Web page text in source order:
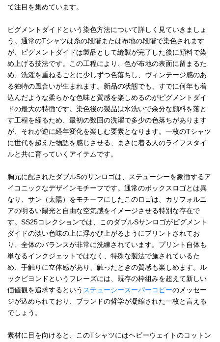
て注目を集めています。
ピグメントダイドという染色方法について詳しく見ていきましょ
う。通常のTシャツは糸の段階または布地の段階で染色されます
が、ピグメントダイドは製品として縫製が完了した後に顔料で染
め上げる技法です。この工程により、色が布地の表面に留まるた
め、洗濯を重ねるごとに少しずつ色落ちし、ヴィンテージ感のあ
る独特の風合いが生まれます。新品の状態でも、すでに何年も着
込んだような柔らかな色味と質感を楽しめるのがピグメントダイ
ドの最大の特徴です。染色後の製品は水洗いで余分な顔料を落と
す工程を経るため、最初の数回の洗濯で多少の色落ちがあります
が、それが逆に経年変化を楽しむ要素となります。一枚のTシャツ
に世代を超えた物語を感じさせる、まさに着る人のライフスタイ
ルと共に育っていくアイテムです。
胸元に配されたダブルSのサンロゴは、ステューシーを象徴するア
イコニックなデザインモチーフです。通常のボックスロゴとは異
なり、サン（太陽）をモチーフにしたこのロゴは、カリフォルニ
アの明るい陽光と自由な空気感をイメージさせる特別な存在で
す。SS25コレクションでは、このダブルSサンロゴがピグメント
ダイドの淡い色味の上に浮かび上がるようにプリントされてお
り、全体のバランスが非常に洗練されています。プリント自体も
単なるインクジェットではなく、特殊な製法で施されているた
め、手触りに立体感があり、触ったときの質感も楽しめます。ル
ックビヨンドというフレーズには、既存の枠組みを超えて新しい
価値観を追求するという ステューシースーパーコピーのメッセー
ジが込められており、ブランドの哲学が凝縮された一枚と言える
でしょう。
素材に目を向けると、このTシャツにはヘビーウェイトのコットン